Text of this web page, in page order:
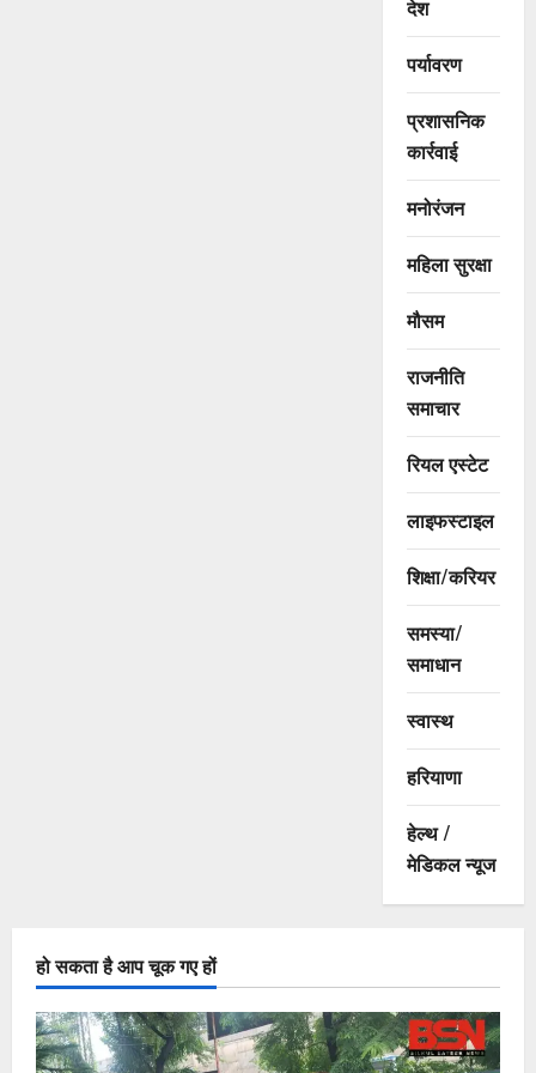
देश
पर्यावरण
प्रशासनिक
कार्रवाई
मनोरंजन
महिला सुरक्षा
मौसम
राजनीति
समाचार
रियल एस्टेट
लाइफस्टाइल
शिक्षा/करियर
समस्या/
समाधान
स्वास्थ
हरियाणा
हेल्थ /
मेडिकल न्यूज
हो सकता है आप चूक गए हों